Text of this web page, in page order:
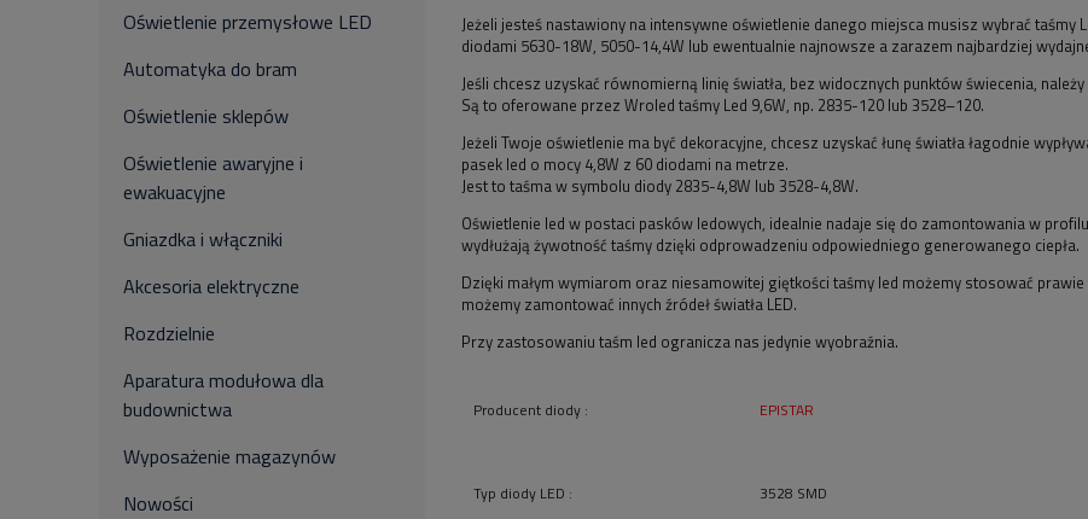
Oświetlenie przemysłowe LED
Automatyka do bram
Oświetlenie sklepów
Oświetlenie awaryjne i
ewakuacyjne
Gniazdka i włączniki
Akcesoria elektryczne
Rozdzielnie
Aparatura modułowa dla
budownictwa
Wyposażenie magazynów
Nowości
Jeżeli jesteś nastawiony na intensywne oświetlenie danego miejsca musisz wybrać taśmy
diodami 5630-18W, 5050-14,4W lub ewentualnie najnowsze a zarazem najbardziej
Jeśli chcesz uzyskać równomierną linię światła, bez widocznych punktów świecenia,
Są to oferowane przez Wroled taśmy Led 9,6W, np. 2835-120 lub 3528–120.
Jeżeli Twoje oświetlenie ma być dekoracyjne, chcesz uzyskać łunę światła łagodnie
pasek led o mocy 4,8W z 60 diodami na metrze.
Jest to taśma w symbolu diody 2835-4,8W lub 3528-4,8W.
Oświetlenie led w postaci pasków ledowych, idealnie nadaje się do zamontowania w
wydłużają żywotność taśmy dzięki odprowadzeniu odpowiedniego generowanego ciepła.
Dzięki małym wymiarom oraz niesamowitej giętkości taśmy led możemy stosować
możemy zamontować innych źródeł światła LED.
Przy zastosowaniu taśm led ogranicza nas jedynie wyobraźnia.
Producent diody : EPISTAR
Typ diody LED : 3528 SMD